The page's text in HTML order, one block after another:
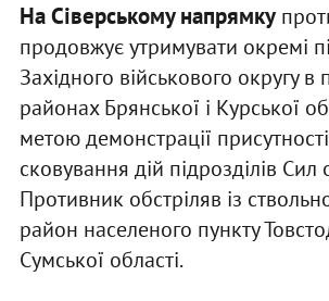
На Сіверському напрямку
продовжує утримувати окремі
Західного військового округу
районах Брянської і Курської
метою демонстрації
сковування дій підрозділів
Противник обстріляв із
район населеного пункту
Сумської області.